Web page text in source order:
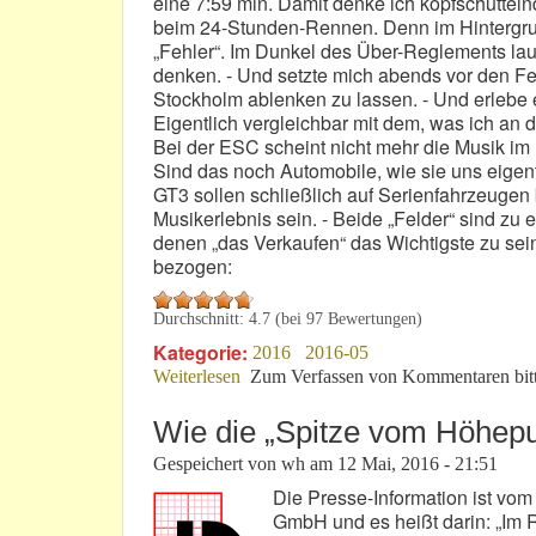
beim 24-Stunden-Rennen. Denn im
„Fehler“. Im Dunkel des Über-Reglements
denken. - Und setzte mich abends vor den
Stockholm ablenken zu lassen. - Und
Eigentlich vergleichbar mit dem, was ich an
Bei der ESC scheint nicht mehr die Musik
Sind das noch Automobile, wie sie uns
GT3 sollen schließlich auf
Musikerlebnis sein. - Beide „Felder“ sind
denen „das Verkaufen“ das Wichtigste zu
bezogen:
Durchschnitt: 4.7 (bei 97 Bewertungen)
Kategorie: 2016
2016-05
Weiterlesen über VLN-Lauf 3: Kann denn Lüge
Zum Verfassen von Kommentaren
Wie die „Spitze vom
Gespeichert von wh am 12 Mai, 2016 - 21:51
Die Presse-Information ist
GmbH und es heißt darin: